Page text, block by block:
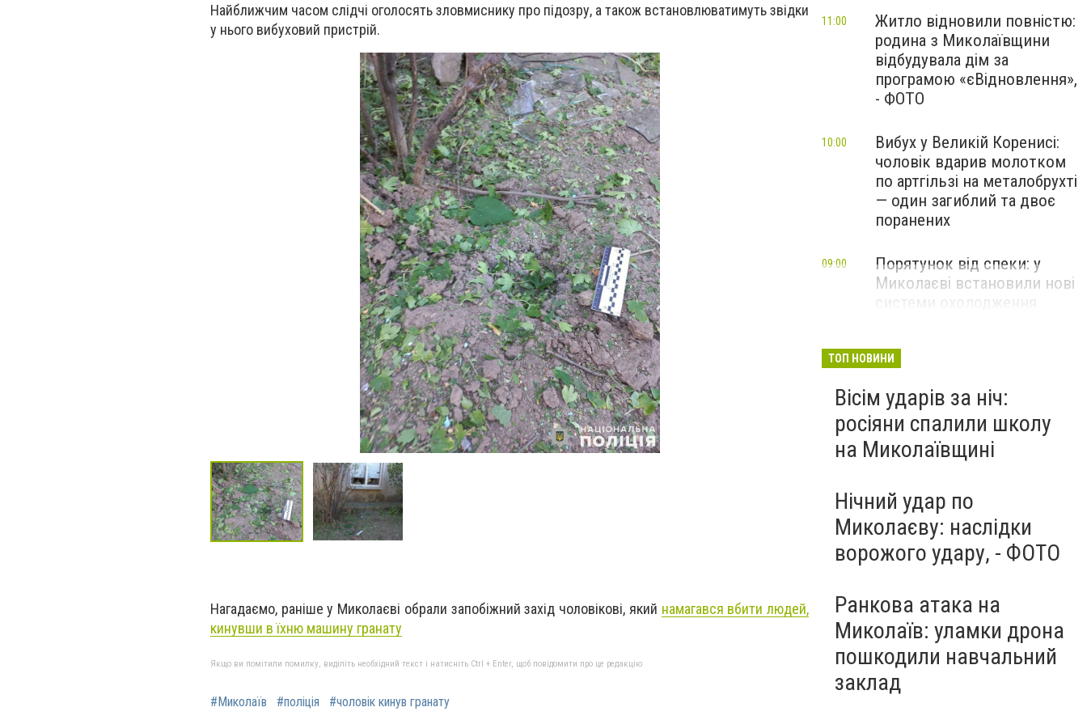
Найближчим часом слідчі оголосять зловмиснику про підозру, а також встановлюватимуть звідки
у нього вибуховий пристрій.
Нагадаємо, раніше у Миколаєві обрали запобіжний захід чоловікові, який намагався вбити людей,
кинувши в їхню машину гранату
Якщо ви помітили помилку, виділіть необхідний текст і натисніть Ctrl + Enter, щоб повідомити про це редакцію
#Миколаїв #поліція #чоловік кинув гранату
Житло відновили повністю:
родина з Миколаївщини
відбудувала дім за
програмою «єВідновлення»,
- ФОТО
11:00
Вибух у Великій Коренисі:
чоловік вдарив молотком
по артгільзі на металобрухті
— один загиблий та двоє
поранених
10:00
Порятунок від спеки: у
Миколаєві встановили нові
09:00
ТОП НОВИНИ
Вісім ударів за ніч:
росіяни спалили школу
на Миколаївщині
Нічний удар по
Миколаєву: наслідки
ворожого удару, - ФОТО
Ранкова атака на
Миколаїв: уламки дрона
пошкодили навчальний
заклад